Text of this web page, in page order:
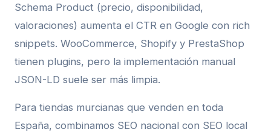
Schema Product (precio, disponibilidad,
valoraciones) aumenta el CTR en Google con rich
snippets. WooCommerce, Shopify y PrestaShop
tienen plugins, pero la implementación manual
JSON-LD suele ser más limpia.
Para tiendas murcianas que venden en toda
España, combinamos SEO nacional con SEO local